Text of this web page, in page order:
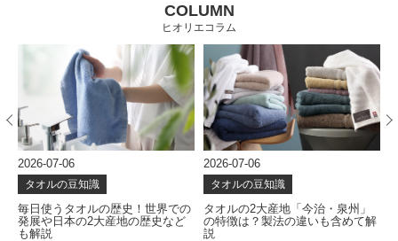
COLUMN
ヒオリエコラム
2026-07-06
タオルの豆知識
毎日使うタオルの歴史！世界での
発展や日本の2大産地の歴史など
も解説
2026-07-06
タオルの豆知識
タオルの2大産地「今治・泉州」
の特徴は？製法の違いも含めて解
説